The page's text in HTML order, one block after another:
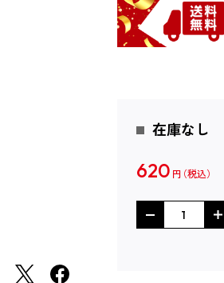
在庫なし
620 円